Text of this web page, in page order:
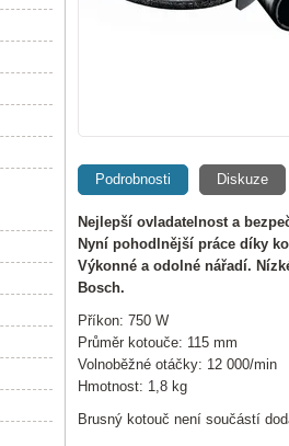
Podrobnosti Diskuze
Nejlepší ovladatelnost a
Nyní pohodlnější práce díky
Výkonné a odolné nářadí.
Bosch.
Příkon: 750 W
Průměr kotouče: 115 mm
Volnoběžné otáčky: 12 000/min
Hmotnost: 1,8 kg
Brusný kotouč není součástí